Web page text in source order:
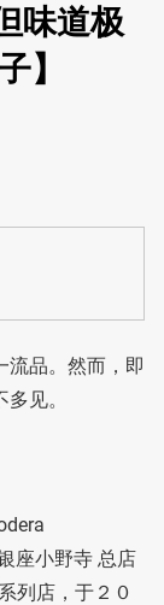
味道极
】
流品。然而，即
见。
座小野寺 总店
列店，于２０